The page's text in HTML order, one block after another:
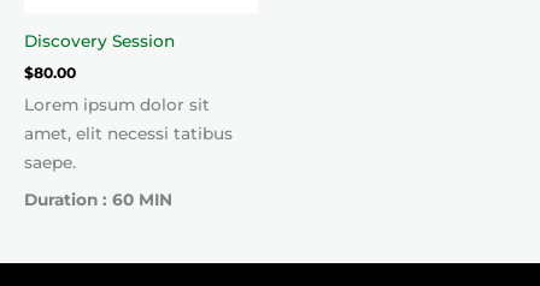
Discovery Session
$80.00
Lorem ipsum dolor sit
amet, elit necessi tatibus
saepe.
Duration : 60 MIN